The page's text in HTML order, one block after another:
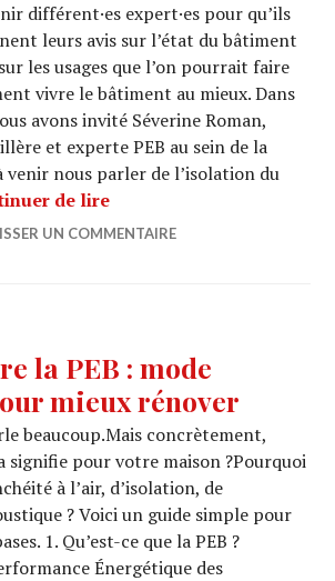
différent·es expert·es pour qu’ils
leurs avis sur l’état du bâtiment
les usages que l’on pourrait faire
vivre le bâtiment au mieux. Dans
avons invité Séverine Roman,
et experte PEB au sein de la
venir nous parler de l’isolation du
de lireARCHI URBAIN (20/24) :
UN COMMENTAIRE
la PEB : mode
mieux rénover
beaucoup.Mais concrètement,
signifie pour votre maison ?Pourquoi
à l’air, d’isolation, de
? Voici un guide simple pour
1. Qu’est-ce que la PEB ?
Énergétique des